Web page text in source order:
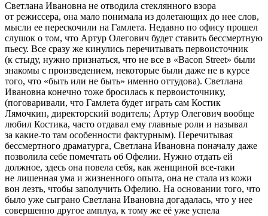
Светлана Ивановна не отводила стеклянного взора
от режиссера, она мало понимала из долетающих до нее слов,
мысли ее перескочили на Гамлета. Недавно по офису прошел
слушок о том, что Артур Олегович будет ставить бессмертную
пьесу. Все сразу же кинулись перечитывать первоисточник
(к стыду, нужно признаться, что не все в «Bacon Street» были
знакомы с произведением, некоторые были даже не в курсе
того, что «быть или не быть» именно оттудова). Светлана
Ивановна конечно тоже бросилась к первоисточнику,
(поговаривали, что Гамлета будет играть сам Костик
Лямочкин, директорский водитель; Артур Олегович вообще
любил Костика, часто отдавал ему главные роли и называл
за какие-то там особенности фактурным). Перечитывая
бессмертного драматурга, Светлана Ивановна поначалу даже
позволила себе помечтать об Офелии. Нужно отдать ей
должное, здесь она повела себя, как женщиной все-таки
не лишенная ума и жизненного опыта, она не стала из кожи
вон лезть, чтобы заполучить Офелию. На основании того, что
было уже сыграно Светлана Ивановна догадалась, что у нее
совершенно другое амплуа, к тому же её уже успела